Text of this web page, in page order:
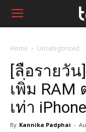
Home Uncategorized
[ลือรายวัน
เพิ่ม RAM
เท่า
By Kannika Padphai -